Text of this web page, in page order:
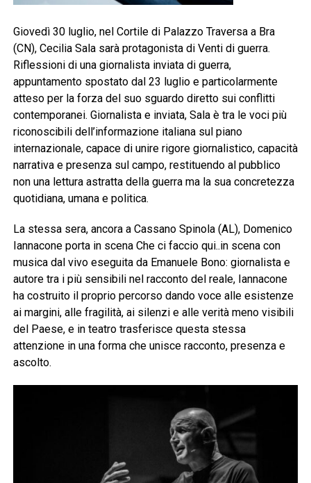
Giovedì 30 luglio, nel Cortile di Palazzo Traversa a Bra
(CN), Cecilia Sala sarà protagonista di Venti di guerra.
Riflessioni di una giornalista inviata di guerra,
appuntamento spostato dal 23 luglio e particolarmente
atteso per la forza del suo sguardo diretto sui conflitti
contemporanei. Giornalista e inviata, Sala è tra le voci più
riconoscibili dell’informazione italiana sul piano
internazionale, capace di unire rigore giornalistico, capacità
narrativa e presenza sul campo, restituendo al pubblico
non una lettura astratta della guerra ma la sua concretezza
quotidiana, umana e politica.
La stessa sera, ancora a Cassano Spinola (AL), Domenico
Iannacone porta in scena Che ci faccio qui..in scena con
musica dal vivo eseguita da Emanuele Bono: giornalista e
autore tra i più sensibili nel racconto del reale, Iannacone
ha costruito il proprio percorso dando voce alle esistenze
ai margini, alle fragilità, ai silenzi e alle verità meno visibili
del Paese, e in teatro trasferisce questa stessa
attenzione in una forma che unisce racconto, presenza e
ascolto.